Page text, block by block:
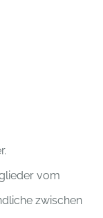
vom
zwischen